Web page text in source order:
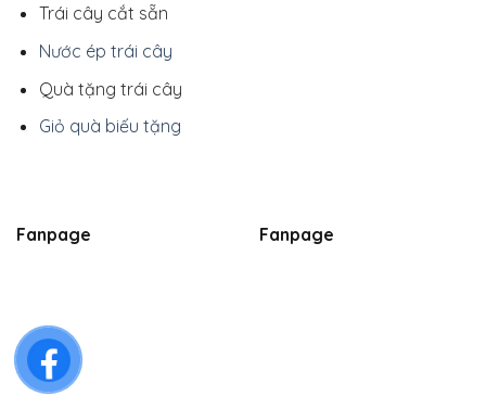
Trái cây cắt sẵn
Nước ép trái cây
Quà tặng trái cây
Giỏ quà biếu tặng
Fanpage Fanpage